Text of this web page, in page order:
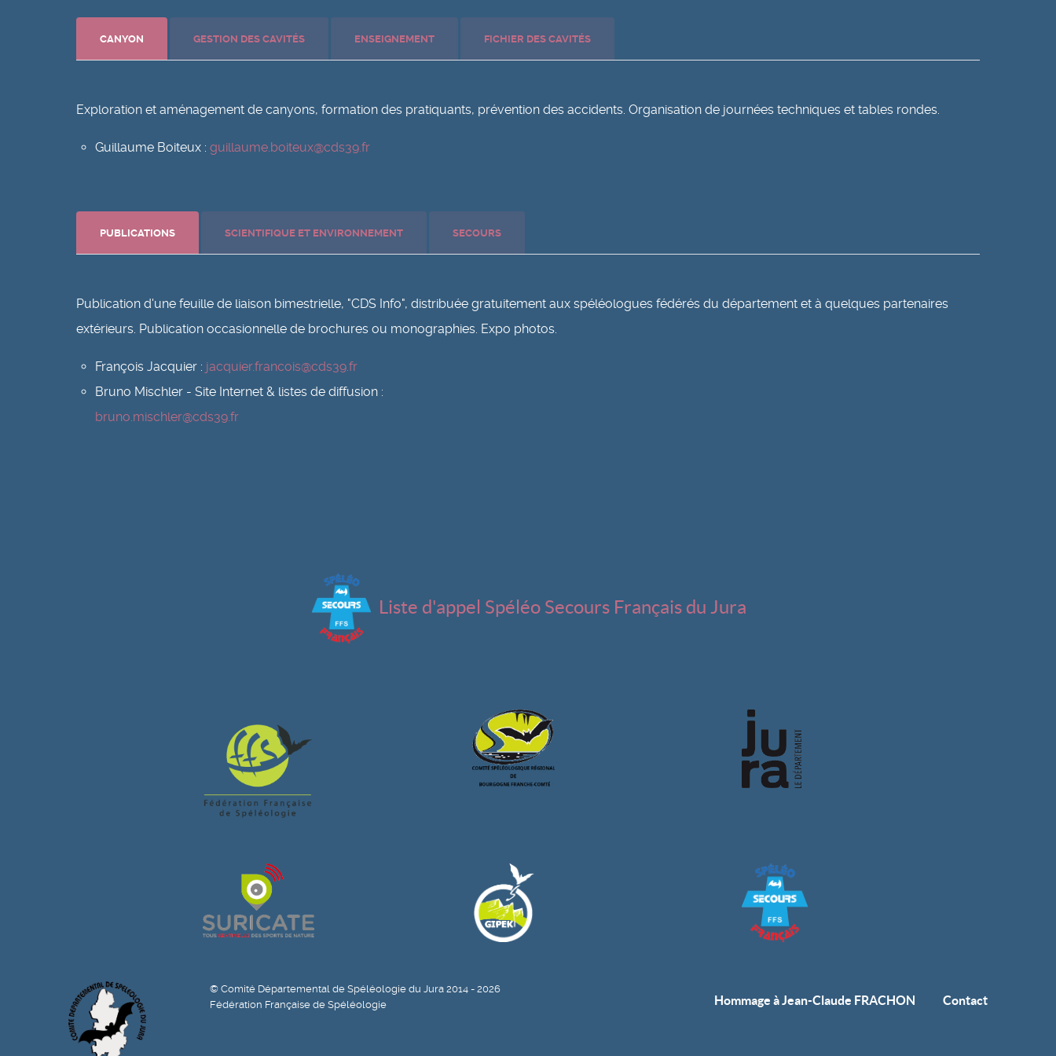
CANYON GESTION DES CAVITÉS ENSEIGNEMENT FICHIER DES CAVITÉS
Exploration et aménagement de canyons, formation des pratiquants, prévention des accidents. Organisation de journées techniques et tables rondes.
Guillaume Boiteux : guillaume.boiteux@cds39.fr
PUBLICATIONS SCIENTIFIQUE ET ENVIRONNEMENT SECOURS
Publication d'une feuille de liaison bimestrielle, "CDS Info", distribuée gratuitement aux spéléologues fédérés du département et à quelques partenaires
extérieurs. Publication occasionnelle de brochures ou monographies. Expo photos.
François Jacquier : jacquier.francois@cds39.fr
Bruno Mischler - Site Internet & listes de diffusion :
bruno.mischler@cds39.fr
Liste d'appel Spéléo Secours Français du Jura
© Comité Départemental de Spéléologie du Jura 2014 - 2026
Fédération Française de Spéléologie
Hommage à Jean-Claude FRACHON Contact